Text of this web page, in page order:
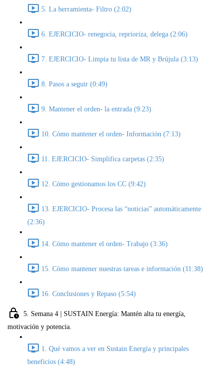
5. La herramienta- Filtro (2:02)
6. EJERCICIO- renegocia, reprioriza, delega (2:06)
7. EJERCICIO- Limpia tu lista de MR y Brújula (3:13)
8. Pasos a seguir (0:49)
9. Mantener el orden- la entrada (9:23)
10. Cómo mantener el orden- Información (7:13)
11. EJERCICIO- Simplifica carpetas (2:35)
12. Cómo gestionamos los CC (9:42)
13. EJERCICIO- Procesa las “noticias” automáticamente
(2:36)
14. Cómo mantener el orden- Trabajo (3:36)
15. Cómo mantener nuestras tareas e información (11:38)
16. Conclusiones y Repaso (5:54)
5. Semana 4 | SUSTAIN Energía: Mantén alta tu energía,
motivación y potencia.
1. Qué vamos a ver en Sustain Energía y principales
beneficios (4:48)